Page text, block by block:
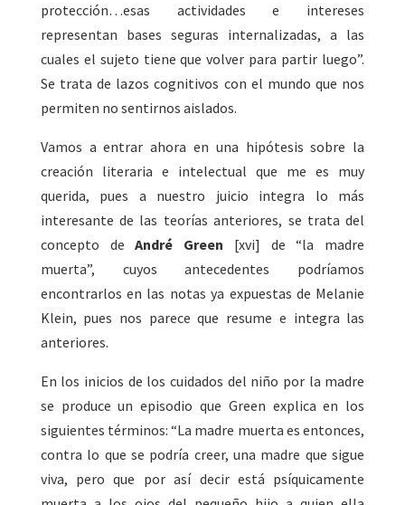
protección…esas actividades e intereses
representan bases seguras internalizadas, a las
cuales el sujeto tiene que volver para partir luego”.
Se trata de lazos cognitivos con el mundo que nos
permiten no sentirnos aislados.
Vamos a entrar ahora en una hipótesis sobre la
creación literaria e intelectual que me es muy
querida, pues a nuestro juicio integra lo más
interesante de las teorías anteriores, se trata del
concepto deAndré Green [xvi] de “la madre
muerta”, cuyos antecedentes podríamos
encontrarlos en las notas ya expuestas de Melanie
Klein, pues nos parece que resume e integra las
anteriores.
En los inicios de los cuidados del niño por la madre
se produce un episodio que Green explica en los
siguientes términos: “La madre muerta es entonces,
contra lo que se podría creer, una madre que sigue
viva, pero que por así decir está psíquicamente